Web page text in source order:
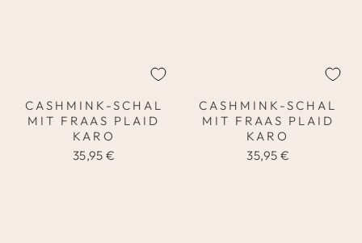
CASHMINK-SCHAL
MIT FRAAS PLAID
KARO
35,95 €
CASHMINK-SCHAL
MIT FRAAS PLAID
KARO
35,95 €